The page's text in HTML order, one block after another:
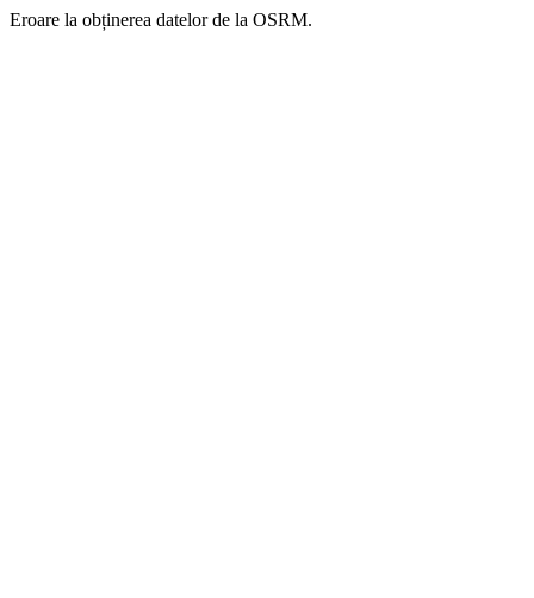
Eroare la obținerea datelor de la OSRM.